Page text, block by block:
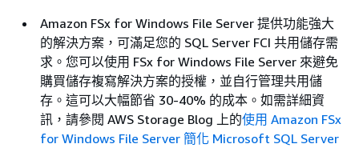
Amazon FSx for Windows File Server 提供功能強大
的解決方案，可滿足您的 SQL Server FCI 共用儲存需
求。您可以使用 FSx for Windows File Server 來避免
購買儲存複寫解決方案的授權，並自行管理共用儲
存。這可以大幅節省 30-40% 的成本。如需詳細資
訊，請參閱 AWS Storage Blog 上的使用 Amazon FSx
for Windows File Server 簡化 Microsoft SQL Server